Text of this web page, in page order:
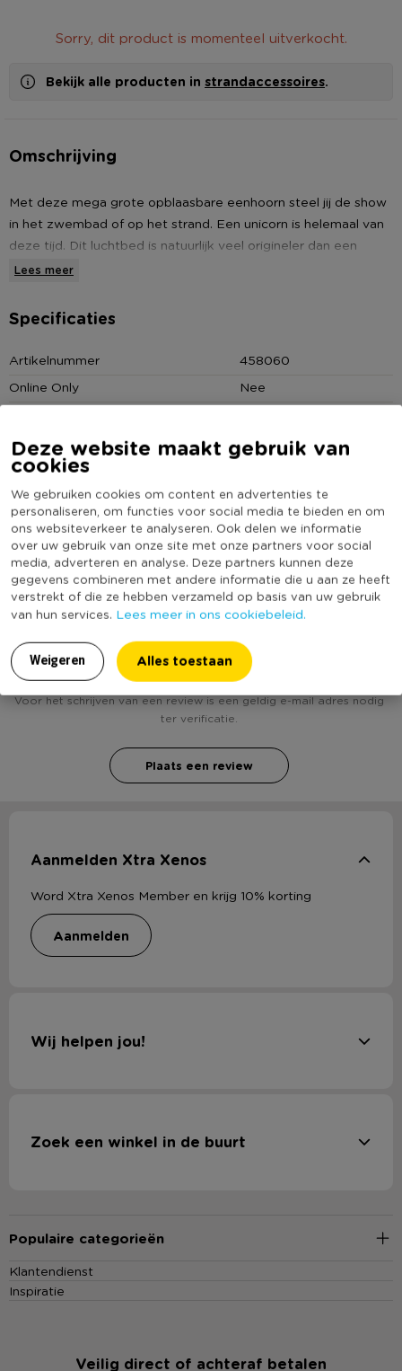
Deze website maakt gebruik van
cookies
We gebruiken cookies om content en advertenties te
personaliseren, om functies voor social media te bieden en om
ons websiteverkeer te analyseren. Ook delen we informatie
over uw gebruik van onze site met onze partners voor social
media, adverteren en analyse. Deze partners kunnen deze
gegevens combineren met andere informatie die u aan ze heeft
verstrekt of die ze hebben verzameld op basis van uw gebruik
van hun services. Lees meer in ons cookiebeleid.
Weigeren Alles toestaan
Sorry, dit product is momenteel uitverkocht.
Bekijk alle producten in strandaccessoires.
Omschrijving
Met deze mega grote opblaasbare eenhoorn steel jij de show
in het zwembad of op het strand. Een unicorn is helemaal van
deze tijd. Dit luchtbed is natuurlijk veel origineler dan een
opblaasbare krokodil of orca. De eenhoorn is met zijn afmeting
* Opblaasbare unicorn XL
Lees meer
Specificaties
Artikelnummer
458060
Online Only
Nee
Productbreedte (cm)
172
Kleur
Productlengte (cm)
132
Duurzaamheidsscore
(Nog) geen score
bekend
een review!
Voor het schrijven van een review is een geldig e-mail adres nodig
ter verificatie.
Plaats een review
Aanmelden Xtra Xenos
Word Xtra Xenos Member en krijg 10% korting
aanmelden
Wij helpen jou!
Zoek een winkel in de buurt
Populaire categorieën
Klantendienst
Inspiratie
Veilig direct of achteraf betalen